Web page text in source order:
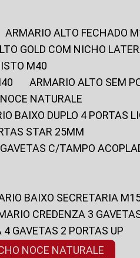
ARMARIO ALTO FECHADO
GOLD COM NICHO
M40
ARMARIO ALTO SEM
NATURALE
BAIXO DUPLO 4 PORTAS
STAR 25MM
GAVETAS C/TAMPO
BAIXO SECRETARIA
CREDENZA 3
4 GAVETAS 2 PORTAS UP
NOCE NATURALE